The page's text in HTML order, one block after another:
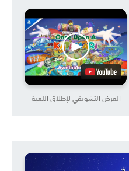
العرض التشويقي لإطلاق اللعبة